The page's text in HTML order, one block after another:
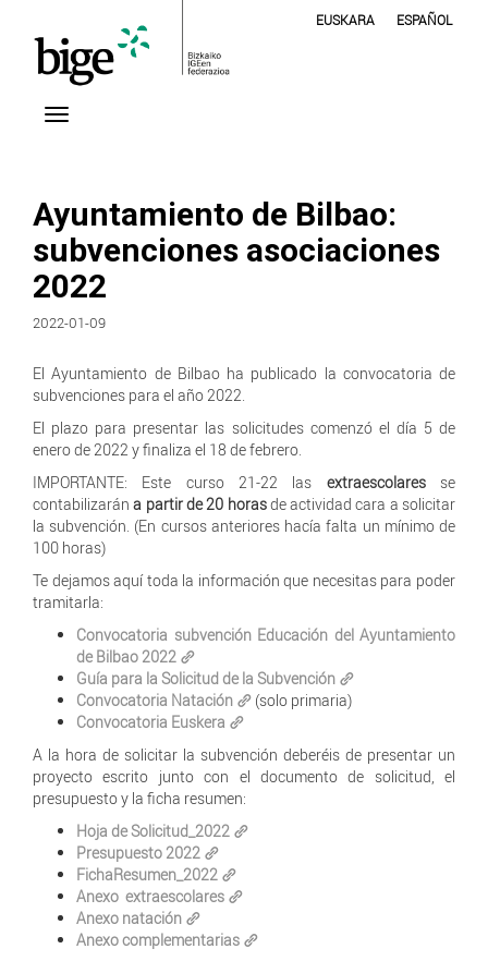
EUSKARA ESPAÑOL
Ayuntamiento de Bilbao:
subvenciones asociaciones
2022
2022-01-09
El Ayuntamiento de Bilbao ha publicado la convocatoria de
subvenciones para el año 2022.
El plazo para presentar las solicitudes comenzó el día 5 de
enero de 2022 y finaliza el 18 de febrero.
IMPORTANTE: Este curso 21-22 las extraescolaresse
contabilizarána partir de 20 horasde actividad cara a solicitar
la subvención. (En cursos anteriores hacía falta un mínimo de
100 horas)
Te dejamos aquí toda la información que necesitas para poder
tramitarla:
Convocatoria subvención Educación del Ayuntamiento
de Bilbao 2022
Guía para la Solicitud de la Subvención
Convocatoria Natación
(solo primaria)
Convocatoria Euskera
A la hora de solicitar la subvención deberéis de presentar un
proyecto escrito junto con el documento de solicitud, el
presupuesto y la ficha resumen:
Hoja de Solicitud_2022
Presupuesto 2022
FichaResumen_2022
Anexo extraescolares
Anexo natación
Anexo complementarias